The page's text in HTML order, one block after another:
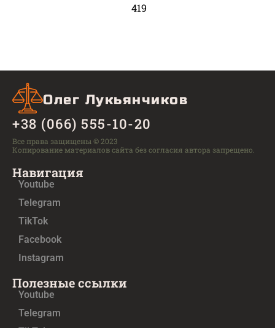
419
Олег Лукьянчиков
+38 (066) 555-10-20
Все права защищены © 2023
Копирование материалов сайта без согласия автора запрещено.
Навигация
Youtube
Telegram
TikTok
Facebook
Instagram
Полезные ссылки
Youtube
Telegram